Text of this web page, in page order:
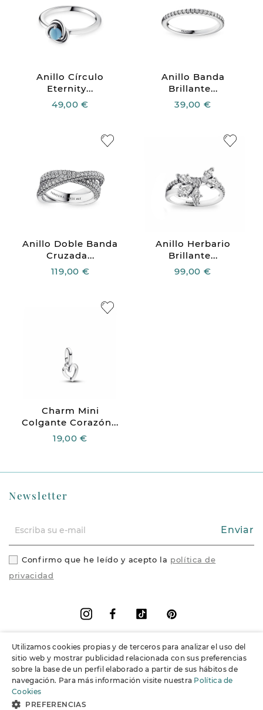
Anillo Círculo
Eternity...
49,00 €
Anillo Banda
Brillante...
39,00 €
Anillo Doble Banda
Cruzada...
119,00 €
Anillo Herbario
Brillante...
99,00 €
Charm Mini
Colgante Corazón...
19,00 €
Información
Soporte
Newsletter
Enviar
Confirmo que he leído y acepto la política de
privacidad
FacebookVimeo
Instagram
Utilizamos cookies propias y de terceros para analizar el uso del
sitio web y mostrar publicidad relacionada con sus preferencias
sobre la base de un perfil elaborado a partir de sus hábitos de
navegación. Para más información visite nuestra Política de
Cookies
PREFERENCIAS